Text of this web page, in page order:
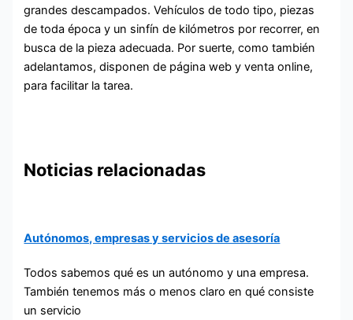
grandes descampados. Vehículos de todo tipo, piezas
de toda época y un sinfín de kilómetros por recorrer, en
busca de la pieza adecuada. Por suerte, como también
adelantamos, disponen de página web y venta online,
para facilitar la tarea.
Noticias relacionadas
Autónomos, empresas y servicios de asesoría
Todos sabemos qué es un autónomo y una empresa.
También tenemos más o menos claro en qué consiste
un servicio